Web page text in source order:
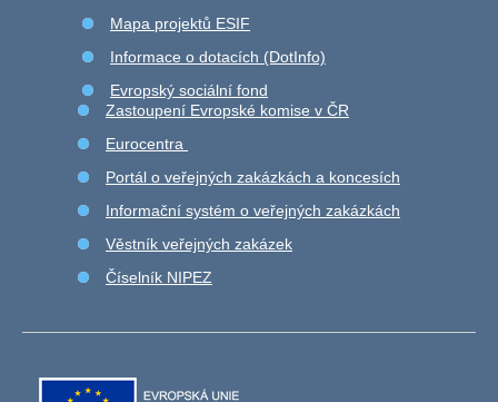
Mapa projektů ESIF
Informace o dotacích (DotInfo)
Evropský sociální fond
Zastoupení Evropské komise v ČR
Eurocentra
Portál o veřejných zakázkách a koncesích
Informační systém o veřejných zakázkách
Věstník veřejných zakázek
Číselník NIPEZ